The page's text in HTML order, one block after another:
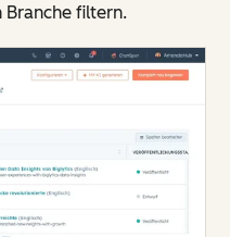
Branche filtern.